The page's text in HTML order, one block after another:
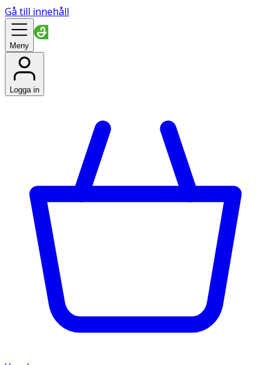
Gå till innehåll
Meny
Logga in